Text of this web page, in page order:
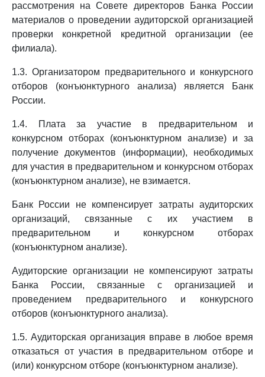
рассмотрения на Совете директоров Банка России
материалов о проведении аудиторской организацией
проверки конкретной кредитной организации (ее
филиала).
1.3. Организатором предварительного и конкурсного
отборов (конъюнктурного анализа) является Банк
России.
1.4. Плата за участие в предварительном и
конкурсном отборах (конъюнктурном анализе) и за
получение документов (информации), необходимых
для участия в предварительном и конкурсном отборах
(конъюнктурном анализе), не взимается.
Банк России не компенсирует затраты аудиторских
организаций, связанные с их участием в
предварительном и конкурсном отборах
(конъюнктурном анализе).
Аудиторские организации не компенсируют затраты
Банка России, связанные с организацией и
проведением предварительного и конкурсного
отборов (конъюнктурного анализа).
1.5. Аудиторская организация вправе в любое время
отказаться от участия в предварительном отборе и
(или) конкурсном отборе (конъюнктурном анализе).